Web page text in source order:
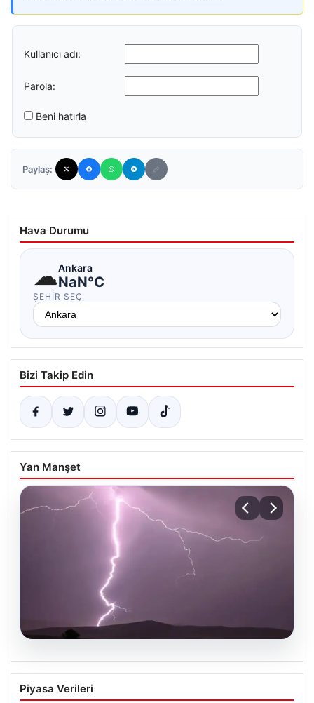
Kullanıcı adı:
Parola:
Beni hatırla
Paylaş:
Hava Durumu
☁Ankara
NaN°C
ŞEHIR SEÇ
Bizi Takip Edin
Yan Manşet
04.08.2026
Tayland’da maç sırasında sahaya
yıldırım düştü: 1 futbolcu hayatını
Piyasa Verileri